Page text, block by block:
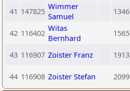
41 147825 Wimmer
Samuel
1346
42 116402 Witas
Bernhard
1565
43 116907 Zoister Franz 1913
44 116908 Zoister Stefan 2099